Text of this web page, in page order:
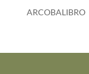
ARCOBALIBRO